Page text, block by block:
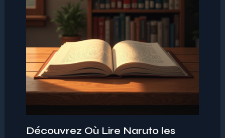
Découvrez Où Lire Naruto les